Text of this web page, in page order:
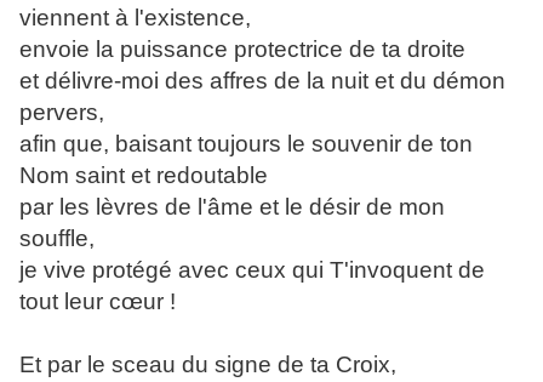
viennent à l'existence,
envoie la puissance protectrice de ta droite
et délivre-moi des affres de la nuit et du démon
pervers,
afin que, baisant toujours le souvenir de ton
Nom saint et redoutable
par les lèvres de l'âme et le désir de mon
souffle,
je vive protégé avec ceux qui T'invoquent de
tout leur cœur !
Et par le sceau du signe de ta Croix,